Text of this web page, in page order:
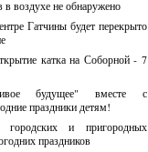
воздухе не обнаружено
Гатчины будет перекрыто
катка на Соборной - 7
будущее" вместе с
праздники детям!
городских и пригородных
праздников